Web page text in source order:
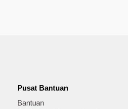
Pusat Bantuan
Bantuan